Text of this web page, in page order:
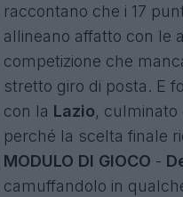
raccontano che i 17
allineano affatto con le
competizione che
stretto giro di posta. E
con la Lazio, culminato
perché la scelta finale
MODULO DI GIOCO -
camuffandolo in